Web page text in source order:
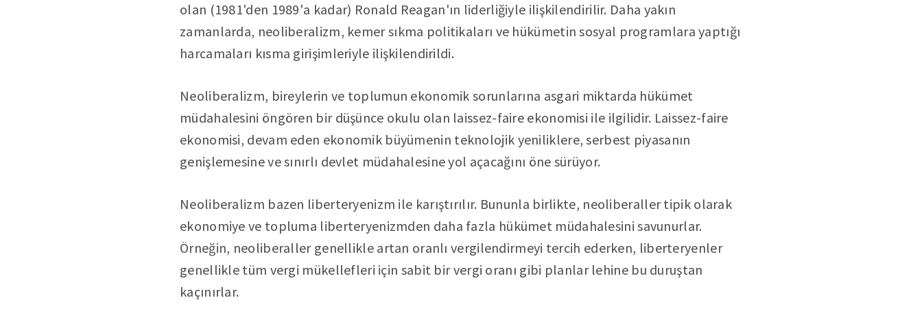
olan (1981'den 1989'a kadar) Ronald Reagan'ın liderliğiyle ilişkilendirilir. Daha yakın
zamanlarda, neoliberalizm, kemer sıkma politikaları ve hükümetin sosyal programlara yaptığı
harcamaları kısma girişimleriyle ilişkilendirildi.
Neoliberalizm, bireylerin ve toplumun ekonomik sorunlarına asgari miktarda hükümet
müdahalesini öngören bir düşünce okulu olan laissez-faire ekonomisi ile ilgilidir. Laissez-faire
ekonomisi, devam eden ekonomik büyümenin teknolojik yeniliklere, serbest piyasanın
genişlemesine ve sınırlı devlet müdahalesine yol açacağını öne sürüyor.
Neoliberalizm bazen liberteryenizm ile karıştırılır. Bununla birlikte, neoliberaller tipik olarak
ekonomiye ve topluma liberteryenizmden daha fazla hükümet müdahalesini savunurlar.
Örneğin, neoliberaller genellikle artan oranlı vergilendirmeyi tercih ederken, liberteryenler
genellikle tüm vergi mükellefleri için sabit bir vergi oranı gibi planlar lehine bu duruştan
kaçınırlar.